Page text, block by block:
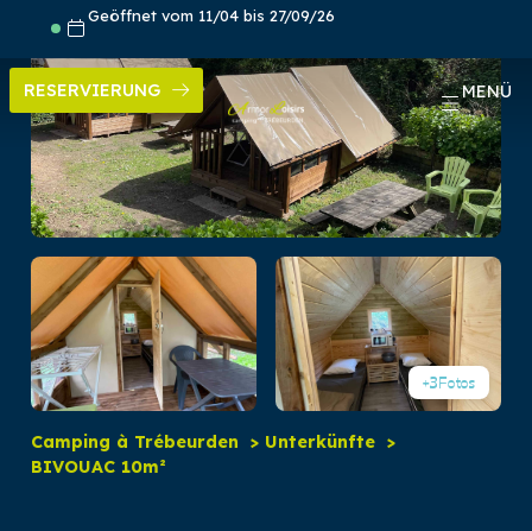
content
Geöffnet vom 11/04 bis 27/09/26
MENÜ
RESERVIERUNG
+3Fotos
Camping à Trébeurden
Unterkünfte
BIVOUAC 10m²